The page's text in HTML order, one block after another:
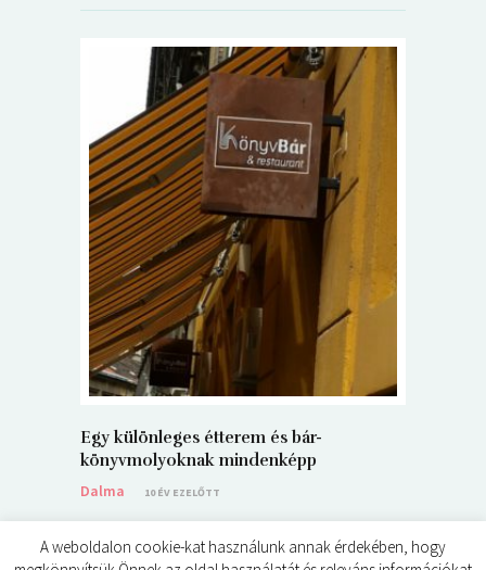
Egy különleges étterem és bár-
könyvmolyoknak mindenképp
Dalma
10 ÉV EZELŐTT
A weboldalon cookie-kat használunk annak érdekében, hogy